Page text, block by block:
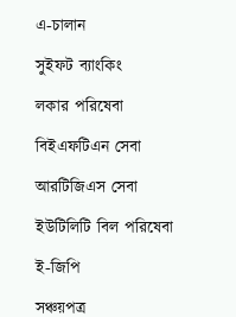
এ-চালান
সুইফট ব্যাংকিং
লকার পরিষেবা
বিইএফটিএন সেবা
আরটিজিএস সেবা
ইউটিলিটি বিল পরিষেবা
ই-জিপি
সঞ্চয়পত্র